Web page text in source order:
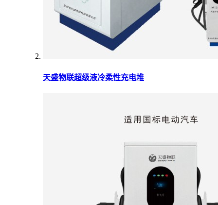
天盛物联超级液冷柔性充电堆